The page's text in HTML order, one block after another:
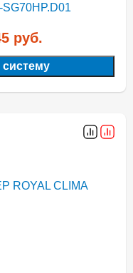
руб.
систему